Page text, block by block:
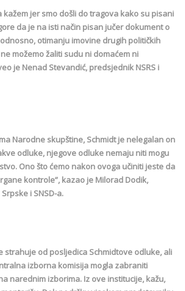
kažem jer smo došli do tragova kako su pisani
da je na isti način pisan jučer dokument o
otimanju imovine drugih političkih
možemo žaliti sudu ni domaćem ni
je Nenad Stevandić, predsjednik NSRS i
Narodne skupštine, Schmidt je nelegalan on
odluke, njegove odluke nemaju niti mogu
Ono što ćemo nakon ovoga učiniti jeste da
kontrole”, kazao je Milorad Dodik,
i SNSD-a.
strahuje od posljedica Schmidtove odluke, ali
izborna komisija mogla zabraniti
narednim izborima. Iz ove institucije, kažu,